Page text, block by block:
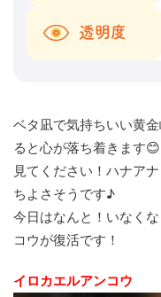
透明度
ベタ凪で気持ちいい黄
ると心が落ち着きます😊
見てください！ハナア
ちよさそうです♪
今日はなんと！いなく
コウが復活です！
イロカエルアンコウ